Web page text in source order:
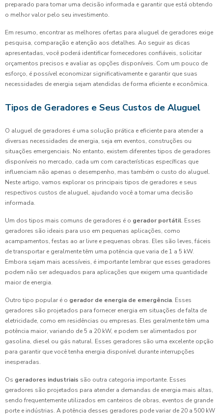
preparado para tomar uma decisão informada e garantir que está obtendo
o melhor valor pelo seu investimento.
Em resumo, encontrar as melhores ofertas para aluguel de geradores exige
pesquisa, comparação e atenção aos detalhes. Ao seguir as dicas
apresentadas, você poderá identificar fornecedores confiáveis, solicitar
orçamentos precisos e avaliar as opções disponíveis. Com um pouco de
esforço, é possível economizar significativamente e garantir que suas
necessidades de energia sejam atendidas de forma eficiente e econômica.
Tipos de Geradores e Seus Custos de Aluguel
O aluguel de geradores é uma solução prática e eficiente para atender a
diversas necessidades de energia, seja em eventos, construções ou
situações emergenciais. No entanto, existem diferentes tipos de geradores
disponíveis no mercado, cada um com características específicas que
influenciam não apenas o desempenho, mas também o custo do aluguel.
Neste artigo, vamos explorar os principais tipos de geradores e seus
respectivos custos de aluguel, ajudando você a tomar uma decisão
informada.
Um dos tipos mais comuns de geradores é o gerador portátil. Esses
geradores são ideais para uso em pequenas aplicações, como
acampamentos, festas ao ar livre e pequenas obras. Eles são leves, fáceis
de transportar e geralmente têm uma potência que varia de 1 a 5 kW.
Embora sejam mais acessíveis, é importante lembrar que esses geradores
podem não ser adequados para aplicações que exigem uma quantidade
maior de energia.
Outro tipo popular é o gerador de energia de emergência. Esses
geradores são projetados para fornecer energia em situações de falta de
eletricidade, como em residências ou empresas. Eles geralmente têm uma
potência maior, variando de 5 a 20 kW, e podem ser alimentados por
gasolina, diesel ou gás natural. Esses geradores são uma excelente opção
para garantir que você tenha energia disponível durante interrupções
inesperadas.
Os geradores industriais são outra categoria importante. Esses
geradores são projetados para atender a demandas de energia mais altas,
sendo frequentemente utilizados em canteiros de obras, eventos de grande
porte e indústrias. A potência desses geradores pode variar de 20 a 500 kW